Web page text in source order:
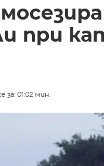
при
за: 01:02 мин.